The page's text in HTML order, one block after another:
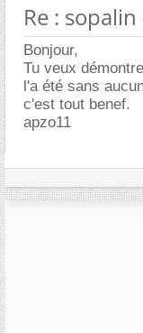
Re :
Bonjour,
Tu veux
l'a été sans
c'est tout benef.
apzo11